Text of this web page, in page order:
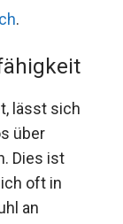
.
lässt sich
über
Dies ist
oft in
an